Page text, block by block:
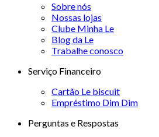
Sobre nós
Nossas lojas
Clube Minha Le
Blog da Le
Trabalhe conosco
Serviço Financeiro
Cartão Le biscuit
Empréstimo Dim Dim
Perguntas e Respostas